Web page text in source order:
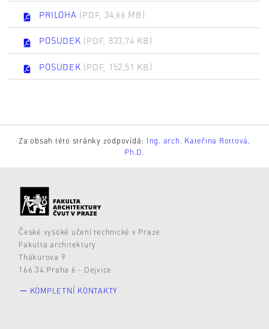
PRILOHA (PDF, 34,66 MB)
POSUDEK (PDF, 833,74 KB)
POSUDEK (PDF, 152,51 KB)
Za obsah této stránky zodpovídá: Ing. arch. Kateřina Rottová,
Ph.D.
České vysoké učení technické v Praze
Fakulta architektury
Thákurova 9
166 34 Praha 6 - Dejvice
KOMPLETNÍ KONTAKTY